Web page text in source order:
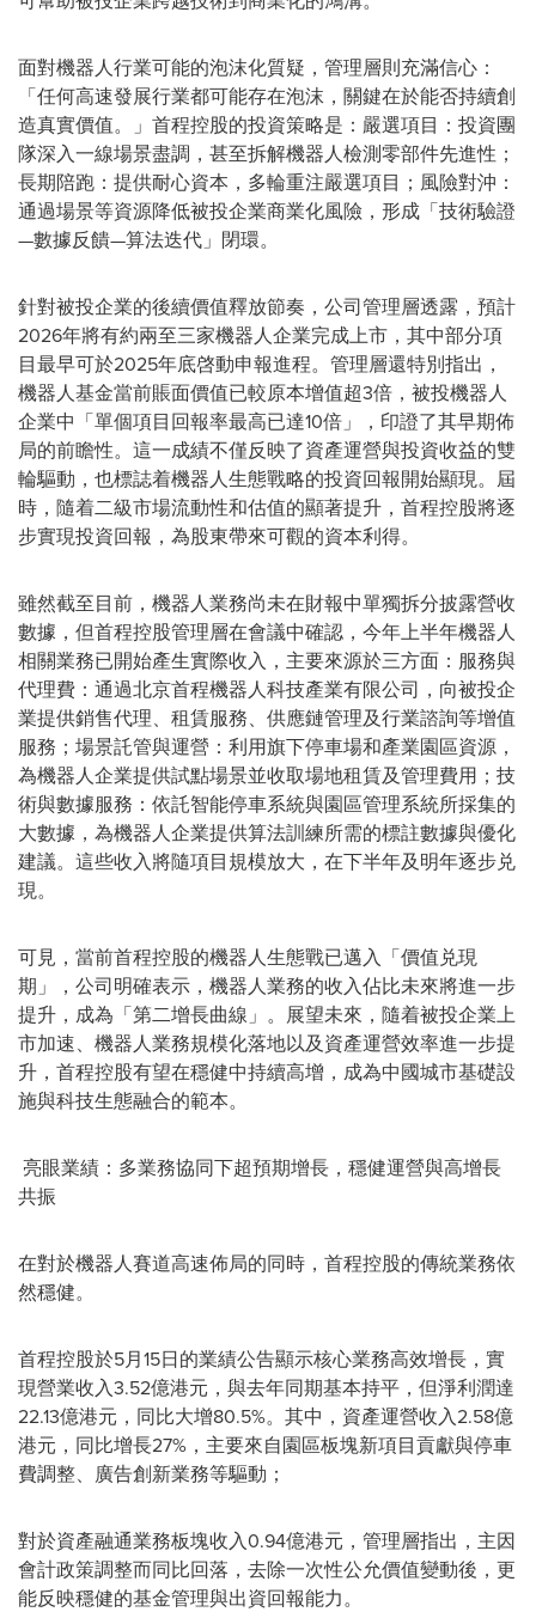
面對機器人行業可能的泡沫化質疑，管理層則充滿信心：
「任何高速發展行業都可能存在泡沫，關鍵在於能否持續創
造真實價值。
」 首程控股的投資策略是：嚴選項目：投資團
隊深入一線場景盡調，甚至拆解機器人檢測零部件先進性；
長期陪跑：提供耐心資本，多輪重注嚴選項目；風險對沖：
通過場景等資源降低被投企業商業化風險，形成 「技術驗證
—數據反饋—算法迭代 」 閉環。
針對被投企業的後續價值釋放節奏，公司管理層透露，預計
2026年將有約兩至三家機器人企業完成上市，其中部分項
目最早可於2025年底啓動申報進程。管理層還特別指出，
機器人基金當前賬面價值已較原本增值超3倍，被投機器人
企業中 「單個項目回報率最高已達10倍 」
，印證了其早期佈
局的前瞻性。這一成績不僅反映了資產運營與投資收益的雙
輪驅動，也標誌着機器人生態戰略的投資回報開始顯現。屆
時，隨着二級市場流動性和估值的顯著提升，首程控股將逐
步實現投資回報，為股東帶來可觀的資本利得。
雖然截至目前，機器人業務尚未在財報中單獨拆分披露營收
數據，但首程控股管理層在會議中確認，今年上半年機器人
相關業務已開始產生實際收入，主要來源於三方面：服務與
代理費：通過北京首程機器人科技產業有限公司，向被投企
業提供銷售代理、租賃服務、供應鏈管理及行業諮詢等增值
服務；場景託管與運營：利用旗下停車場和產業園區資源，
為機器人企業提供試點場景並收取場地租賃及管理費用；技
術與數據服務：依託智能停車系統與園區管理系統所採集的
大數據，為機器人企業提供算法訓練所需的標註數據與優化
建議。這些收入將隨項目規模放大，在下半年及明年逐步兑
現。
可見，當前首程控股的機器人生態戰已邁入 「價值兑現
期 」
，公司明確表示，機器人業務的收入佔比未來將進一步
提升，成為 「第二增長曲線 」 。展望未來，隨着被投企業上
市加速、機器人業務規模化落地以及資產運營效率進一步提
升，首程控股有望在穩健中持續高增，成為中國城市基礎設
施與科技生態融合的範本。
亮眼業績：多業務協同下超預期增長，穩健運營與高增長
共振
在對於機器人賽道高速佈局的同時，首程控股的傳統業務依
然穩健。
首程控股於5月15日的業績公告顯示核心業務高效增長，實
現營業收入3.52億港元，與去年同期基本持平，但淨利潤達
22.13億港元，同比大增80.5%。其中，資產運營收入2.58億
港元，同比增長27%，主要來自園區板塊新項目貢獻與停車
費調整、廣告創新業務等驅動；
對於資產融通業務板塊收入0.94億港元，管理層指出，主因
會計政策調整而同比回落，去除一次性公允價值變動後，更
能反映穩健的基金管理與出資回報能力。